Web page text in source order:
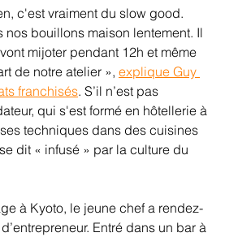
c'est vraiment du slow good.
nos bouillons maison lentement. Il
mijoter pendant 12h et même
de notre atelier », explique Guy
franchisés. S’il n’est pas
qui s'est formé en hôtellerie à
techniques dans des cuisines
dit « infusé » par la culture du
à Kyoto, le jeune chef a rendez-
Entré dans un bar à